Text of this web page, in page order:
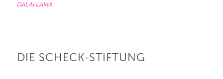
DALAI LAMA
DIE SCHECK-STIFTUNG